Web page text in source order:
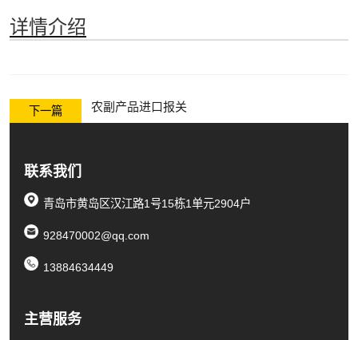
详情介绍
下一篇 农副产品进口报关
联系我们
青岛市黄岛区汉江路1号15栋1单元2904户
928470002@qq.com
13884634449
主营服务